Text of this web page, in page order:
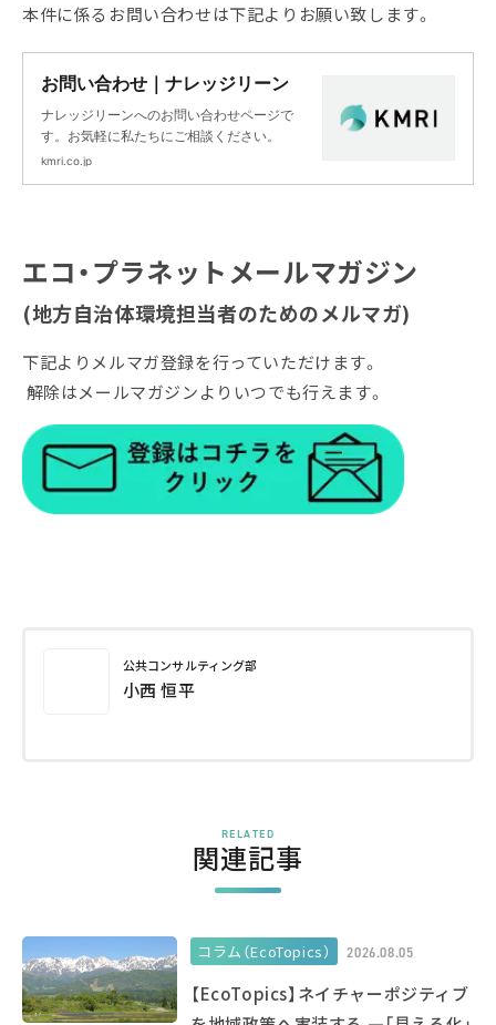
本件に係るお問い合わせは下記よりお願い致します。
お問い合わせ｜ナレッジリーン
ナレッジリーンへのお問い合わせページで
す。お気軽に私たちにご相談ください。
kmri.co.jp
エコ・プラネットメールマガジン
(地方自治体環境担当者のためのメルマガ)
下記よりメルマガ登録を行っていただけます。
解除はメールマガジンよりいつでも行えます。
公共コンサルティング部
小西 恒平
RELATED
関連記事
コラム（EcoTopics） 2026.08.05
【EcoTopics】ネイチャーポジティブ